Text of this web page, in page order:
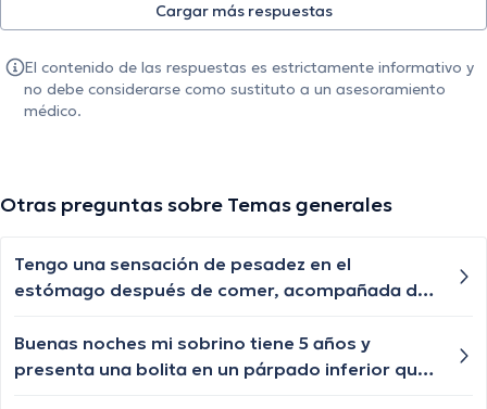
Cargar más respuestas
El contenido de las respuestas es estrictamente informativo y
no debe considerarse como sustituto a un asesoramiento
médico.
Otras preguntas sobre Temas generales
Tengo una sensación de pesadez en el
estómago después de comer, acompañada de
posibles causas de esta sensación y cuándo
debería buscar orientación médica?
Buenas noches mi sobrino tiene 5 años y
presenta una bolita en un párpado inferior que